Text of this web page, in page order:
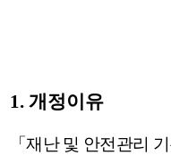
1. 개정이유
「재난 및 안전관리